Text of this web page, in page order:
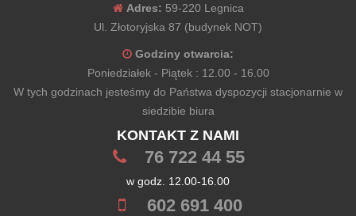
Adres: 59-220 Legnica
Ul. Złotoryjska 87 (budynek NOT)
Godziny otwarcia:
Poniedziałek - Piątek : 12.00 - 16.00
W tych godzinach jesteśmy do Państwa dyspozycji stacjonarnie w
siedzibie biura
KONTAKT Z NAMI
76 722 44 55
w godz. 12.00-16.00
602 691 400